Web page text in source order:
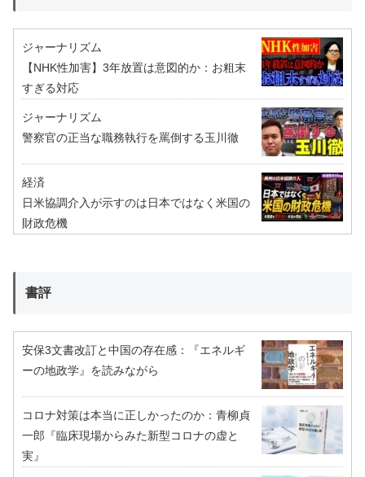
ジャーナリズム
【NHK性加害】3年放置は意図的か：お粗末
すぎる対応
ジャーナリズム
警察官の正当な職務執行を罵倒する玉川徹
経済
日米協調介入が示すのは日本ではなく米国の
財政危機
書評
安保3文書改訂と中国の存在感：『エネルギ
ーの地政学』を読みながら
コロナ対策は本当に正しかったのか：青柳貞
一郎『臨床現場からみた新型コロナの虚と
実』